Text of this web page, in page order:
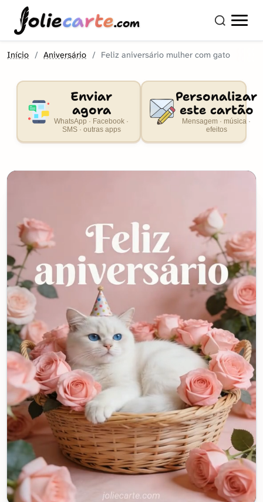
oliecarte.com
Início Aniversário Feliz aniversário mulher com gato
Enviar
agora
WhatsApp · Facebook ·
SMS · outras apps
Personalizar
este cartão
Mensagem · música ·
efeitos